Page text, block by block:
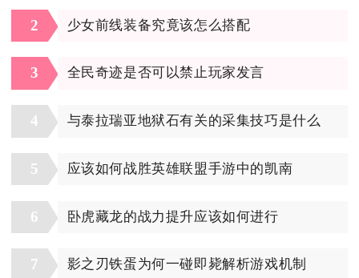
2 少女前线装备究竟该怎么搭配
3 全民奇迹是否可以禁止玩家发言
4 与泰拉瑞亚地狱石有关的采集技巧是什么
5 应该如何战胜英雄联盟手游中的凯南
6 卧虎藏龙的战力提升应该如何进行
7 影之刃铁蛋为何一碰即毙解析游戏机制